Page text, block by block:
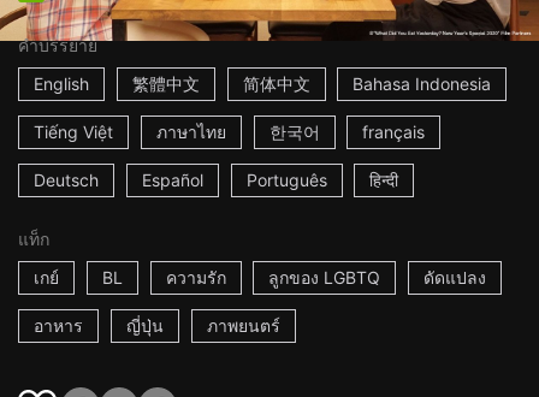
คำบรรยาย
English
繁體中文 简体中文 Bahasa Indonesia
Tiếng Việt ภาษาไทย 한국어 français
Deutsch Español Português हिन्दी
แท็ก
เกย์
BL ความรัก ลูกของ LGBTQ ดัดแปลง
อาหาร ญี่ปุ่น ภาพยนตร์